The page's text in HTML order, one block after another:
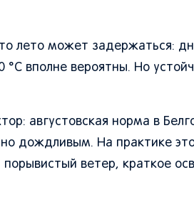
лето может задержаться:
вполне вероятны. Но
августовская норма в
дождливым. На практике
порывистый ветер, краткое